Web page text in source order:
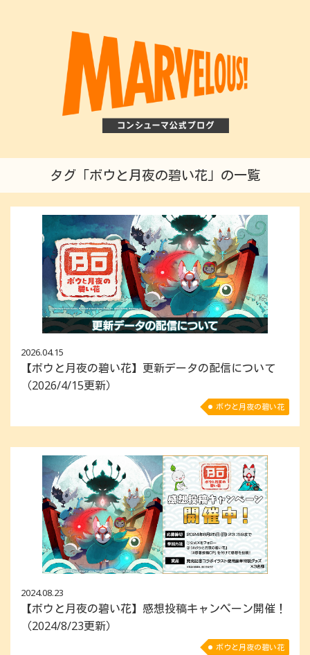
タグ「ボウと月夜の碧い花」の一覧
2026.04.15
【ボウと月夜の碧い花】更新データの配信について
（2026/4/15更新）
ボウと月夜の碧い花
2024.08.23
【ボウと月夜の碧い花】感想投稿キャンペーン開催！
（2024/8/23更新）
ボウと月夜の碧い花